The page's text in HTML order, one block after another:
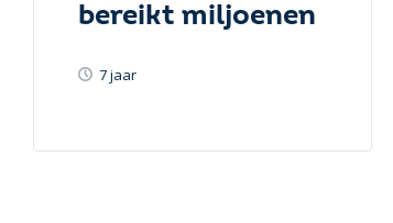
bereikt miljoenen
7 jaar